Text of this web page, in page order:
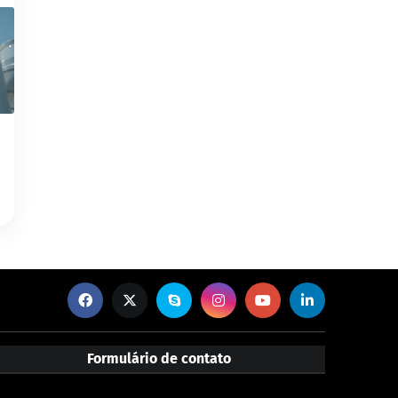
Formulário de contato